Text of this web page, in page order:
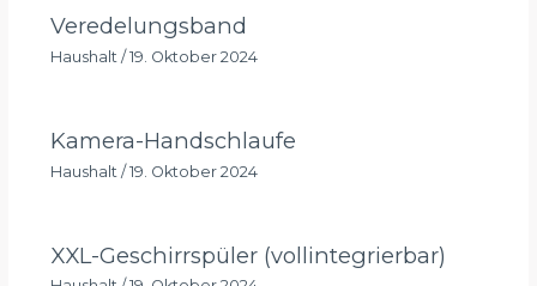
Veredelungsband
Haushalt / 19. Oktober 2024
Kamera-Handschlaufe
Haushalt /19. Oktober 2024
XXL-Geschirrspüler (vollintegrierbar)